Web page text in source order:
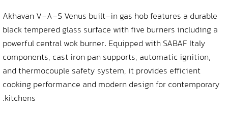
Akhavan V-8-S Venus built-in gas hob features a durable
black tempered glass surface with five burners including a
powerful central wok burner. Equipped with SABAF Italy
components, cast iron pan supports, automatic ignition,
and thermocouple safety system, it provides efficient
cooking performance and modern design for contemporary
kitchens.